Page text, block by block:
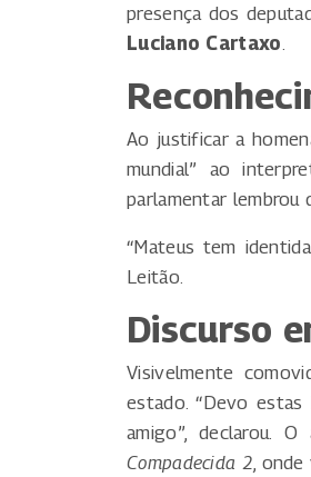
presença dos
Luciano Cartaxo.
Ao justificar a
mundial” ao
parlamentar lembrou
“Mateus tem
Leitão.
Discurso
Visivelmente
estado. “Devo estas
amigo”, declarou.
Compadecida 2, onde